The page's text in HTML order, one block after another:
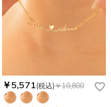
￥5,571(税込)￥10,800